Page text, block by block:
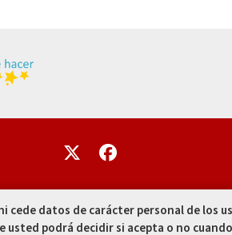
Enlace
datos de carácter personal de los
podrá decidir si acepta o no